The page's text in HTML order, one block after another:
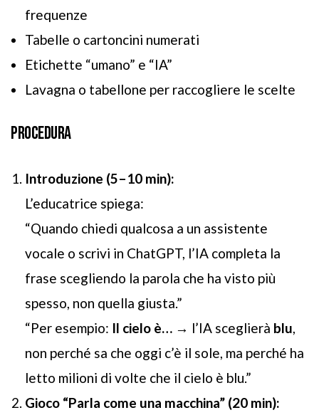
frequenze
Tabelle o cartoncini numerati
Etichette “umano” e “IA”
Lavagna o tabellone per raccogliere le scelte
PROCEDURA
Introduzione (5–10 min):
L’educatrice spiega:
“Quando chiedi qualcosa a un assistente
vocale o scrivi in ChatGPT, l’IA completa la
frase scegliendo la parola che ha visto più
spesso, non quella giusta.”
“Per esempio: Il cielo è… → l’IA sceglierà blu
non perché sa che oggi c’è il sole, ma perché ha
letto milioni di volte che il cielo è blu.”
Gioco “Parla come una macchina” (20 min):